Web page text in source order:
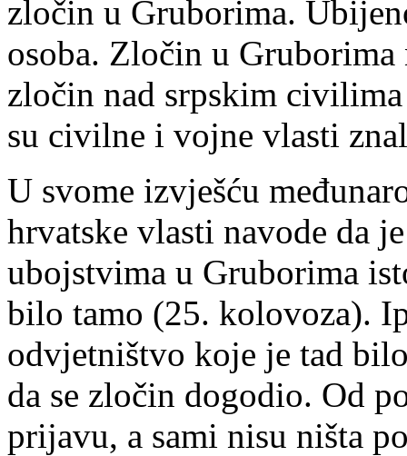
zločin u Gruborima.
osoba. Zločin u
zločin nad srpskim
su civilne i vojne vlasti
U svome izvješću
hrvatske vlasti navode da
ubojstvima u Gruborima
bilo tamo (25. kolovoza).
odvjetništvo koje je tad
da se zločin dogodio. Od
prijavu, a sami nisu ništa